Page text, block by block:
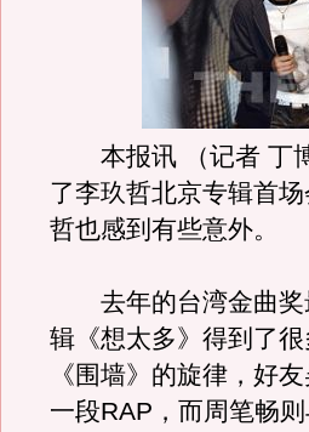
本报讯 （记者 丁博
了李玖哲北京专辑首
哲也感到有些意外。
去年的台湾金曲奖
辑《想太多》得到了
《围墙》的旋律，好
一段RAP，而周笔畅